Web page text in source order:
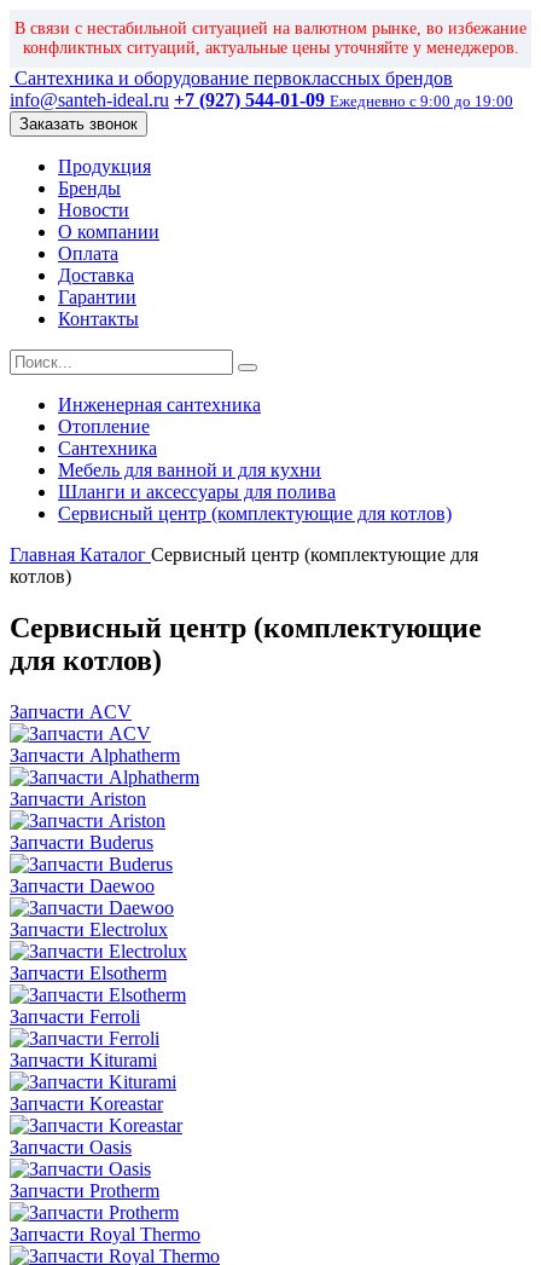
В связи с нестабильной ситуацией на валютном рынке, во избежание
конфликтных ситуаций, актуальные цены уточняйте у менеджеров.
Сантехника и оборудование первоклассных брендов
info@santeh-ideal.ru +7 (927) 544-01-09 Ежедневно с 9:00 до 19:00
Заказать звонок
Продукция
Бренды
Новости
О компании
Оплата
Доставка
Гарантии
Контакты
Инженерная сантехника
Отопление
Сантехника
Мебель для ванной и для кухни
Шланги и аксессуары для полива
Сервисный центр (комплектующие для котлов)
Главная Каталог Сервисный центр (комплектующие для
котлов)
Сервисный центр (комплектующие
для котлов)
Запчасти ACV
Запчасти Alphatherm
Запчасти Ariston
Запчасти Buderus
Запчасти Daewoo
Запчасти Electrolux
Запчасти Elsotherm
Запчасти Ferroli
Запчасти Kiturami
Запчасти Koreastar
Запчасти Oasis
Запчасти Protherm
Запчасти Royal Thermo